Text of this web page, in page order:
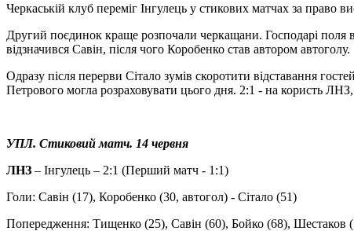
Черкаській клуб переміг Інгулець у стикових матчах за
Другий поєдинок краще розпочали черкащани. Господарі поля
відзначився Савін, після чого Коробенко став автором автоголу.
Одразу після перерви Сітало зумів скоротити відставання
Петрового могла розраховувати цього дня. 2:1 - на користь
УПЛ. Стиковий матч. 14 червня
ЛНЗ – Інгулець – 2:1 (Перший матч - 1:1)
Голи: Савін (17), Коробенко (30, автогол) - Сітало (51)
Попередження: Тищенко (25), Савін (60), Бойко (68), Шестаков